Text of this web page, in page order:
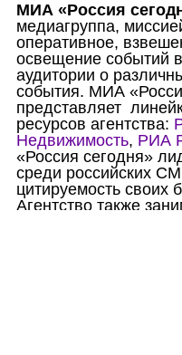
МИА «Россия
медиагруппа,
оперативное,
освещение событий
аудитории о
события. МИА
представляет
ресурсов агентства:
Недвижимость, РИА
«Россия сегодня»
среди российских
цитируемость своих
Агентство также